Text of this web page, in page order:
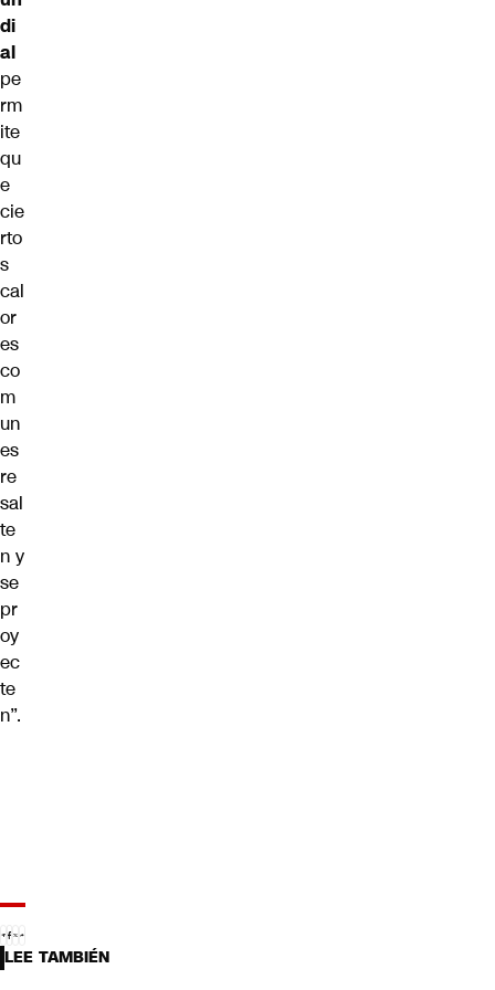
di
al
pe
rm
ite
qu
e
cie
rto
s
cal
or
es
co
m
un
es
re
sal
te
n y
se
pr
oy
ec
te
n”.
LEE TAMBIÉN